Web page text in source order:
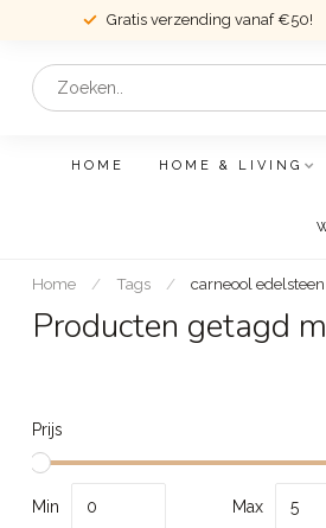
Gratis verzending vanaf €50!
HOME HOME & LIVING
Home / Tags / carneool
Producten getagd
Prijs
Min Max